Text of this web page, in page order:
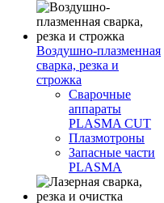
Воздушно-плазменная
сварка, резка и
строжка
Сварочные
аппараты
PLASMA CUT
Плазмотроны
Запасные части
PLASMA